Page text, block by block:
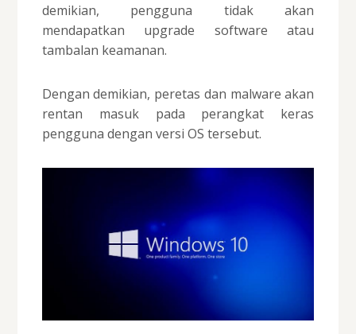
demikian, pengguna tidak akan
mendapatkan upgrade software atau
tambalan keamanan.
Dengan demikian, peretas dan malware akan
rentan masuk pada perangkat keras
pengguna dengan versi OS tersebut.